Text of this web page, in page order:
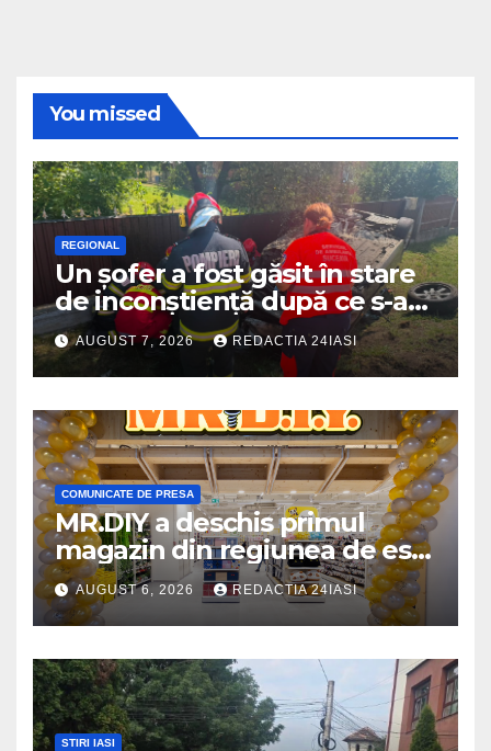
You missed
REGIONAL
Un șofer a fost găsit în stare
de inconștiență după ce s-a
răsturnat cu autoturismul pe
marginea drumului
AUGUST 7, 2026 REDACTIA 24IASI
COMUNICATE DE PRESA
MR.DIY a deschis primul
magazin din regiunea de est,
la Iulius Mall Iași: peste 10.000
de produse, la prețuri
avantajoase
AUGUST 6, 2026 REDACTIA 24IASI
STIRI IASI